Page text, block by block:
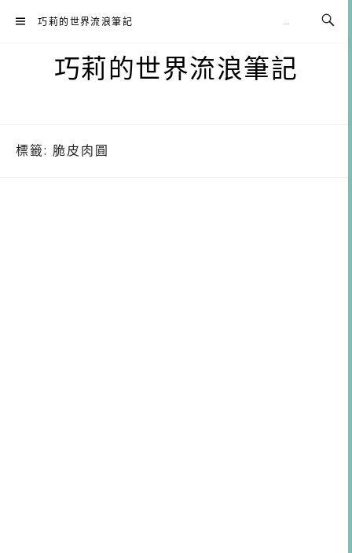
巧莉的世界流浪筆記
巧莉的世界流浪筆記
標籤: 脆皮肉圓